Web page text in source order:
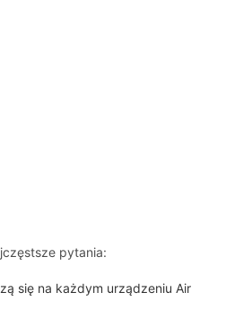
pytania:
się na każdym urządzeniu Air